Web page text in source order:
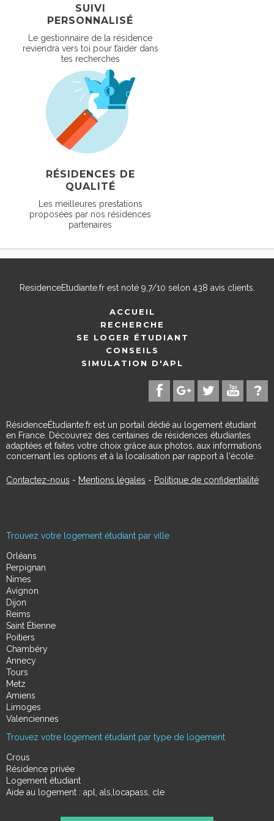
SUIVI
PERSONNALISÉ
Le gestionnaire de la résidence
reviendra vers toi pour t’aider dans
tes recherches
RÉSIDENCES DE
QUALITÉ
Les meilleures prestations
proposées par nos résidences
partenaires
ResidenceEtudiante.frest noté 9,7/10 selon 438 avis clients.
ACCUEIL
RECHERCHE
SE LOGER ÉTUDIANT
CONSEILS
SIMULATION D'APL
RésidenceÉtudiante.fr est un portail dédié au logement étudiant
en France. Découvrez des centaines de résidences étudiantes
adaptées et faites votre choix grâce aux photos, aux informations
concernant les options et à la localisation par rapport à l'école.
Contactez-nous - Mentions légales - Politique de confidentialité
Trouvez votre logement étudiant par ville
Orléans
Perpignan
Nimes
Avignon
Dijon
Reims
Saint Étienne
Poitiers
Chambéry
Annecy
Tours
Metz
Amiens
Limoges
Valenciennes
Trouvez votre logement étudiant par type de logement
Crous
Résidence privée
Logement étudiant
Aide au logement : apl, als,locapass, cle